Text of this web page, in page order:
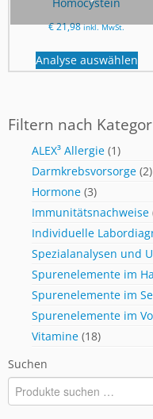
Homocystein
€21,98 inkl. MwSt.
Analyse auswählen
Filtern nach
ALEX³ Allergie (1)
Darmkrebsvorsorge (2)
Hormone (3)
Immunitätsnachweise
Individuelle
Spezialanalysen und
Spurenelemente im
Spurenelemente im
Spurenelemente im
Vitamine (18)
Suchen